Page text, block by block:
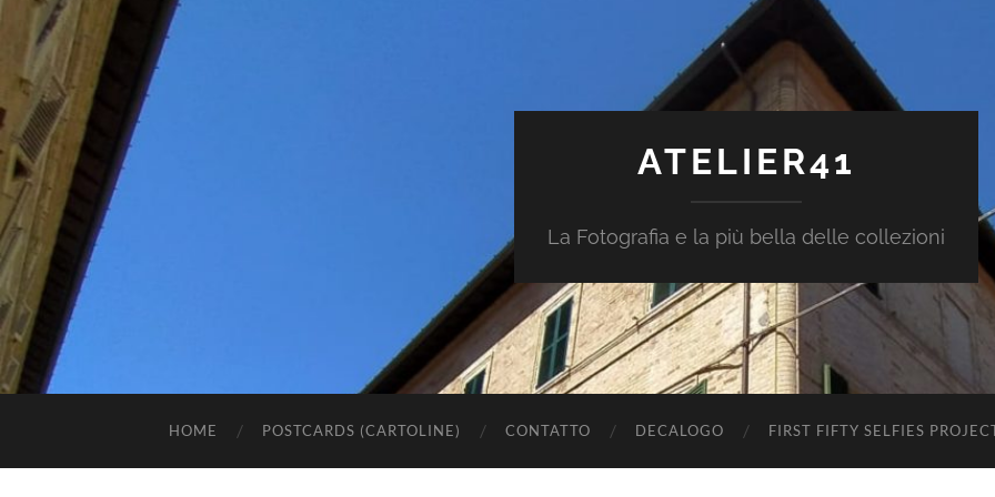
ATELIER41
La Fotografia e la più bella delle collezioni
HOME POSTCARDS (CARTOLINE) CONTATTO DECALOGO FIRST FIFTY SELFIES